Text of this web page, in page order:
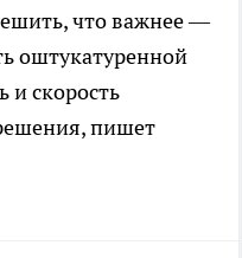
что важнее —
оштукатуренной
и скорость
пишет